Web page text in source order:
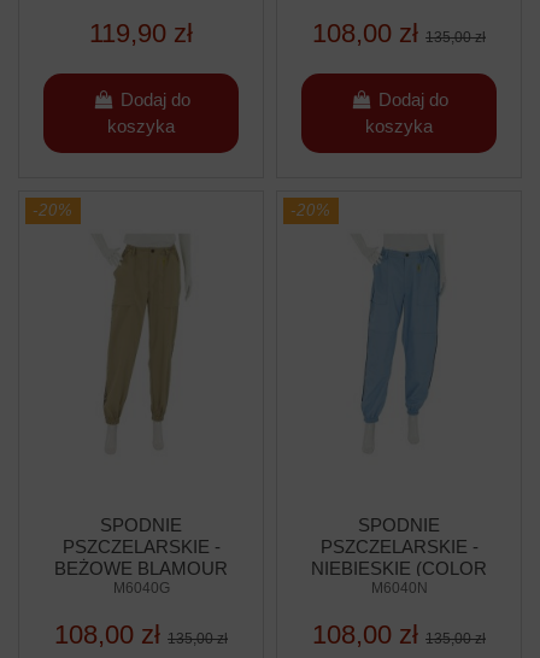
119,90 zł
Dodaj do
koszyka
108,00 zł 135,00 zł
Dodaj do
koszyka
-20%
SPODNIE
PSZCZELARSKIE -
BEŻOWE BLAMOUR
(COLOR LINE)
M6040G
108,00 zł 135,00 zł
-20%
SPODNIE
PSZCZELARSKIE -
NIEBIESKIE (COLOR
LINE)
M6040N
108,00 zł 135,00 zł